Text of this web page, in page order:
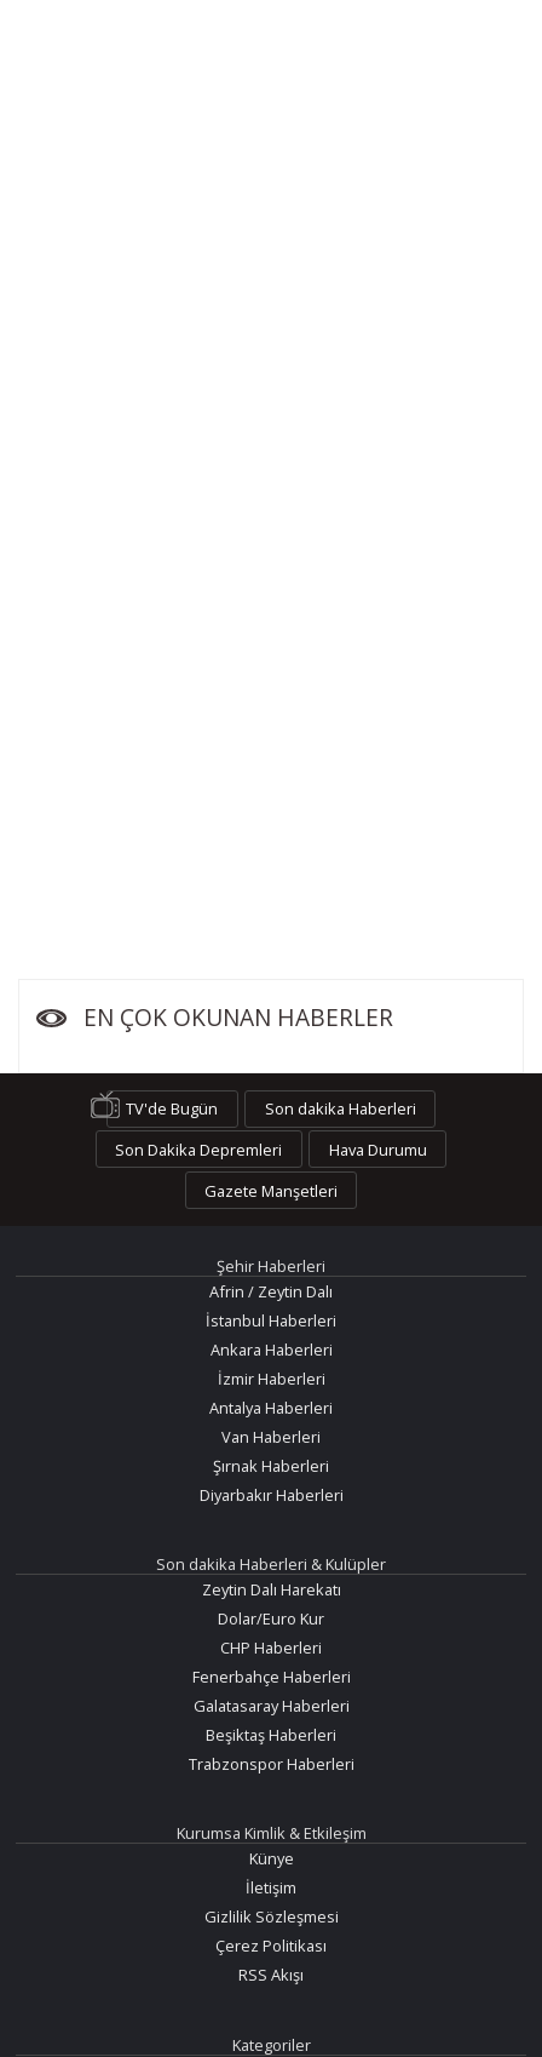
EN ÇOK OKUNAN HABERLER
TV'de Bugün
Son dakika Haberleri
Son Dakika Depremleri
Hava Durumu
Gazete Manşetleri
Şehir Haberleri
Afrin / Zeytin Dalı
İstanbul Haberleri
Ankara Haberleri
İzmir Haberleri
Antalya Haberleri
Van Haberleri
Şırnak Haberleri
Diyarbakır Haberleri
Son dakika Haberleri & Kulüpler
Zeytin Dalı Harekatı
Dolar/Euro Kur
CHP Haberleri
Fenerbahçe Haberleri
Galatasaray Haberleri
Beşiktaş Haberleri
Trabzonspor Haberleri
Kurumsa Kimlik & Etkileşim
Künye
İletişim
Gizlilik Sözleşmesi
Çerez Politikası
RSS Akışı
Kategoriler